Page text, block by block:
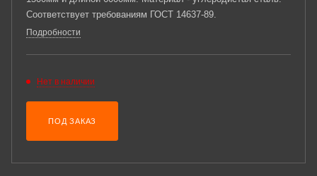
Соответствует требованиям ГОСТ 14637-89.
Подробности
Нет в наличии
ПОД ЗАКАЗ